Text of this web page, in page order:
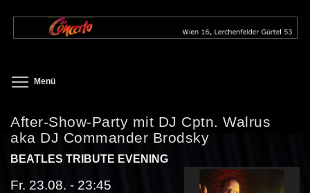
zum
Menü
After-Show-Party mit DJ Cptn. Walrus
aka DJ Commander Brodsky
BEATLES TRIBUTE EVENING
Fr. 23.08. - 23:45